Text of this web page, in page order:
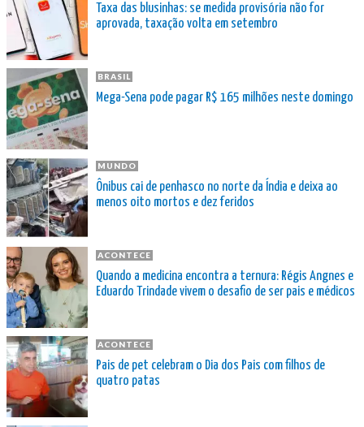
Taxa das blusinhas: se medida provisória não for
aprovada, taxação volta em setembro
BRASIL
Mega-Sena pode pagar R$ 165 milhões neste domingo
MUNDO
Ônibus cai de penhasco no norte da Índia e deixa ao
menos oito mortos e dez feridos
ACONTECE
Quando a medicina encontra a ternura: Régis Angnes e
Eduardo Trindade vivem o desafio de ser pais e médicos
ACONTECE
Pais de pet celebram o Dia dos Pais com filhos de
quatro patas